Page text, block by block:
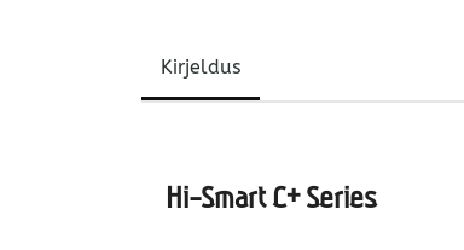
Kirjeldus
Hi-Smart C+ Series